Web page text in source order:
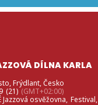
DÍLNA KARLA
, Frýdlant, Česko
(21) (GMT+02:00)
Jazzová osvěžovna, Festival,